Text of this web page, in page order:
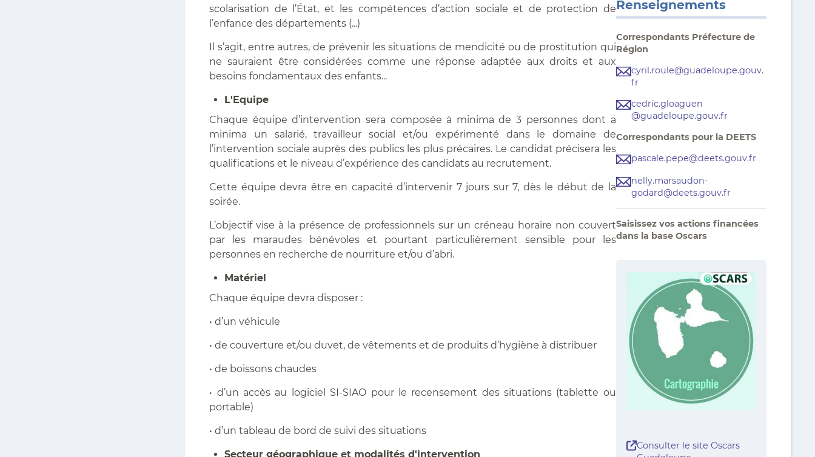
scolarisation de l’État, et les compétences d’action sociale et de protection de
l’enfance des départements (...)
Il s’agit, entre autres, de prévenir les situations de mendicité ou de prostitution qui
ne sauraient être considérées comme une réponse adaptée aux droits et aux
besoins fondamentaux des enfants...
L'Equipe
Chaque équipe d’intervention sera composée à minima de 3 personnes dont a
minima un salarié, travailleur social et/ou expérimenté dans le domaine de
l’intervention sociale auprès des publics les plus précaires. Le candidat précisera les
qualifications et le niveau d’expérience des candidats au recrutement.
Cette équipe devra être en capacité d’intervenir 7 jours sur 7, dès le début de la
soirée.
L’objectif vise à la présence de professionnels sur un créneau horaire non couvert
par les maraudes bénévoles et pourtant particulièrement sensible pour les
personnes en recherche de nourriture et/ou d’abri.
Matériel
Chaque équipe devra disposer :
• d’un véhicule
• de couverture et/ou duvet, de vêtements et de produits d’hygiène à distribuer
• de boissons chaudes
• d’un accès au logiciel SI-SIAO pour le recensement des situations (tablette ou
portable)
• d’un tableau de bord de suivi des situations
Secteur géographique et modalités d'intervention
Renseignements
Correspondants Préfecture de
Région
cyril.roule@guadeloupe.gouv.
fr
cedric.gloaguen
@guadeloupe.gouv.fr
Correspondants pour la DEETS
pascale.pepe@deets.gouv.fr
nelly.marsaudon-
godard@deets.gouv.fr
Saisissez vos actions financées
dans la base Oscars
Consulter le site Oscars